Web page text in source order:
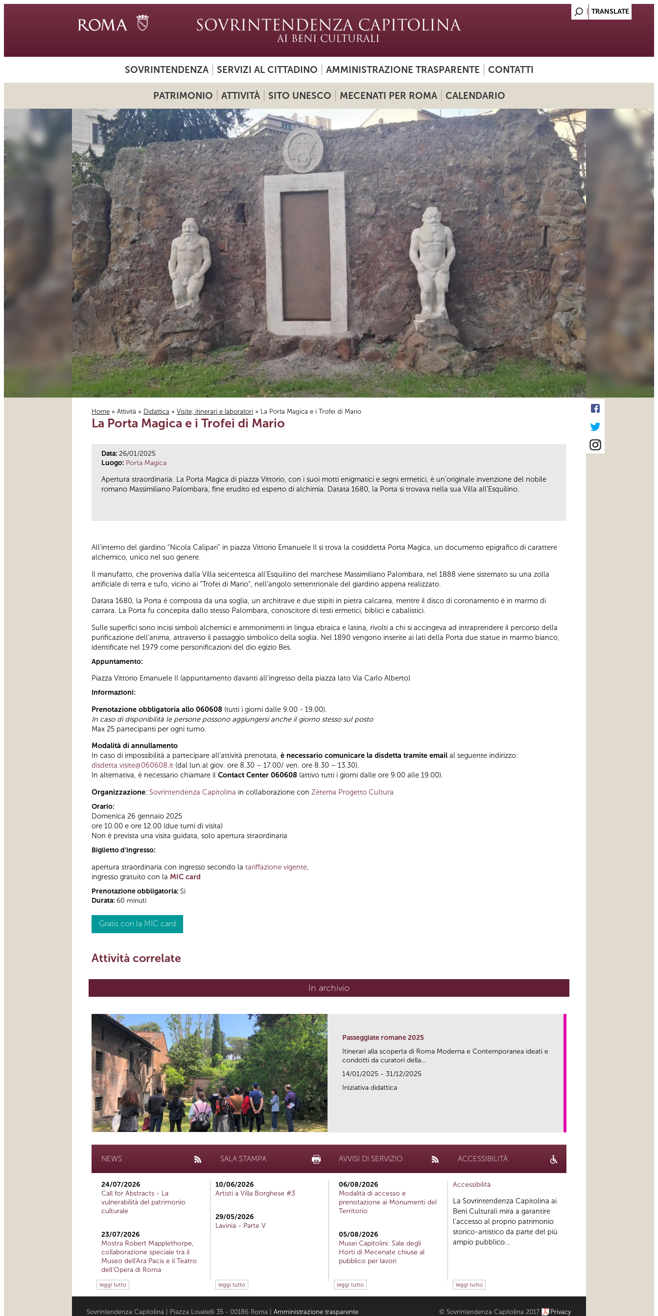
SOVRINTENDENZA SERVIZI AL CITTADINO AMMINISTRAZIONE TRASPARENTE CONTATTI
PATRIMONIO ATTIVITÀ SITO UNESCO MECENATI PER ROMA CALENDARIO
Tu sei qui
Home » Attività » Didattica » Visite, itinerari e laboratori » La Porta Magica e i Trofei di Mario
La Porta Magica e i Trofei di Mario
Data: 26/01/2025
Luogo: Porta Magica
Apertura straordinaria. La Porta Magica di piazza Vittorio, con i suoi motti enigmatici e segni ermetici, è un’originale invenzione del nobile
romano Massimiliano Palombara, fine erudito ed esperto di alchimia. Datata 1680, la Porta si trovava nella sua Villa all’Esquilino.
All’interno del giardino “Nicola Calipari” in piazza Vittorio Emanuele II si trova la cosiddetta Porta Magica, un documento epigrafico di carattere
alchemico, unico nel suo genere.
Il manufatto, che proveniva dalla Villa seicentesca all’Esquilino del marchese Massimiliano Palombara, nel 1888 viene sistemato su una zolla
artificiale di terra e tufo, vicino ai “Trofei di Mario”, nell’angolo settentrionale del giardino appena realizzato.
Datata 1680, la Porta è composta da una soglia, un architrave e due stipiti in pietra calcarea, mentre il disco di coronamento è in marmo di
carrara. La Porta fu concepita dallo stesso Palombara, conoscitore di testi ermetici, biblici e cabalistici.
Sulle superfici sono incisi simboli alchemici e ammonimenti in lingua ebraica e latina, rivolti a chi si accingeva ad intraprendere il percorso della
purificazione dell’anima, attraverso il passaggio simbolico della soglia. Nel 1890 vengono inserite ai lati della Porta due statue in marmo bianco,
identificate nel 1979 come personificazioni del dio egizio Bes.
Appuntamento:
Piazza Vittorio Emanuele II (appuntamento davanti all’ingresso della piazza lato Via Carlo Alberto)
Informazioni:
Prenotazione obbligatoria allo 060608 (tutti i giorni dalle 9.00 - 19.00).
In caso di disponibilità le persone possono aggiungersi anche il giorno stesso sul posto
Max 25 partecipanti per ogni turno.
Modalità di annullamento
In caso di impossibilità a partecipare all’attività prenotata, è necessario comunicare la disdetta tramite email al seguente indirizzo:
disdetta.visite@060608.it (dal lun.al giov. ore 8.30 – 17.00/ ven. ore 8.30 – 13.30).
In alternativa, è necessario chiamare il Contact Center 060608 (attivo tutti i giorni dalle ore 9.00 alle 19.00).
Organizzazione: Sovrintendenza Capitolina in collaborazione con Zètema Progetto Cultura
Orario:
Domenica 26 gennaio 2025
ore 10.00 e ore 12.00 (due turni di visita)
Non è prevista una visita guidata, solo apertura straordinaria
Biglietto d'ingresso:
apertura straordinaria con ingresso secondo la tariffazione vigente
ingresso gratuito con la MIC card
Prenotazione obbligatoria: Sì
Durata: 60 minuti
Gratis con la MIC card
Attività correlate
In archivio
Passeggiate romane 2025
Itinerari alla scoperta di Roma Moderna e Contemporanea ideati e
condotti da curatori della...
14/01/2025 - 31/12/2025
Iniziativa didattica
NEWS
24/07/2026
Call for Abstracts - La
vulnerabilità del patrimonio
culturale
23/07/2026
Mostra Robert Mapplethorpe,
collaborazione speciale tra il
Museo dell'Ara Pacis e il Teatro
dell'Opera di Roma
leggi tutto
SALA STAMPA
10/06/2026
Artisti a Villa Borghese #3
29/05/2026
Lavinia - Parte V
leggi tutto
AVVISI DI SERVIZIO
06/08/2026
Modalità di accesso e
prenotazione ai Monumenti del
Territorio
05/08/2026
Musei Capitolini: Sale degli
Horti di Mecenate chiuse al
pubblico per lavori
leggi tutto
ACCESSIBILITÀ
Accessibilità
La Sovrintendenza Capitolina ai
Beni Culturali mira a garantire
l’accesso al proprio patrimonio
storico-artistico da parte del più
ampio pubblico...
leggi tutto
Sovrintendenza Capitolina | Piazza Lovatelli 35 - 00186 Roma | Amministrazione trasparente © Sovrintendenza Capitolina 2017 Privacy